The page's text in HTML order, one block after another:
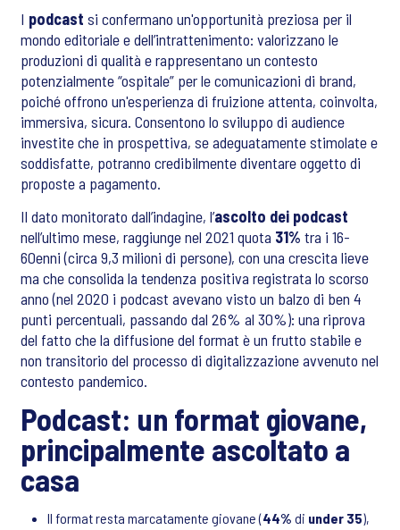
I podcast si confermano un'opportunità preziosa per il
mondo editoriale e dell’intrattenimento: valorizzano le
produzioni di qualità e rappresentano un contesto
potenzialmente “ospitale” per le comunicazioni di brand,
poiché offrono un'esperienza di fruizione attenta, coinvolta,
immersiva, sicura. Consentono lo sviluppo di audience
investite che in prospettiva, se adeguatamente stimolate e
soddisfatte, potranno credibilmente diventare oggetto di
proposte a pagamento.
Il dato monitorato dall’indagine, l’ascolto dei podcast
nell’ultimo mese, raggiunge nel 2021 quota 31% tra i 16-
60enni (circa 9,3 milioni di persone), con una crescita lieve
ma che consolida la tendenza positiva registrata lo scorso
anno (nel 2020 i podcast avevano visto un balzo di ben 4
punti percentuali, passando dal 26% al 30%): una riprova
del fatto che la diffusione del format è un frutto stabile e
non transitorio del processo di digitalizzazione avvenuto nel
contesto pandemico.
Podcast: un format giovane,
principalmente ascoltato a
casa
Il format resta marcatamente giovane (44% di under 35),